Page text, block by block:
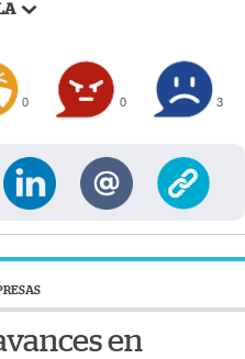
0 0 3
en